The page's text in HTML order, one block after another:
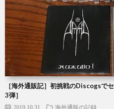
［海外通販記］初挑戦のDiscogsで
3弾］
2019.10.31 海外通販の記録